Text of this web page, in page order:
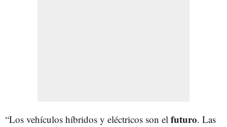
“Los vehículos híbridos y eléctricos son el futuro. Las